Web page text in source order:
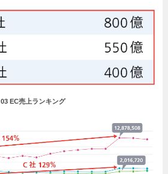
03 EC売上ランキング